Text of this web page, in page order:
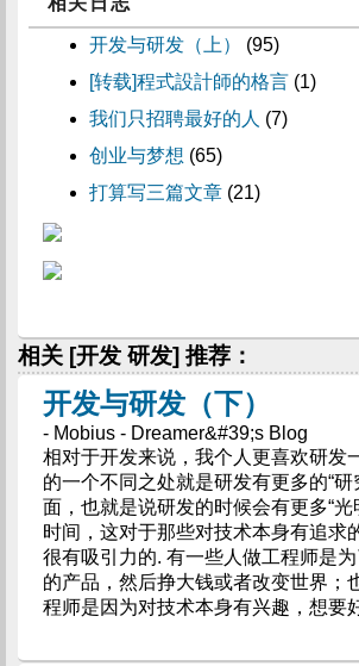
开发与研发（上）
(95)
[转载]程式設計師的格言(1)
我们只招聘最好的人 (7)
创业与梦想 (65)
打算写三篇文章(21)
相关 [开发 研发] 推荐：
开发与研发（下）
- Mobius - Dreamer&#39;s Blog
相对于开发来说，我个人更喜欢研发
的一个不同之处就是研发有更多的“研
面，也就是说研发的时候会有更多“光
时间，这对于那些对技术本身有追求
很有吸引力的. 有一些人做工程师是
的产品，然后挣大钱或者改变世界；
程师是因为对技术本身有兴趣，想要